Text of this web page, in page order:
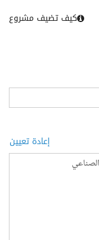
كيف تضيف مشروع
إعادة تعيين